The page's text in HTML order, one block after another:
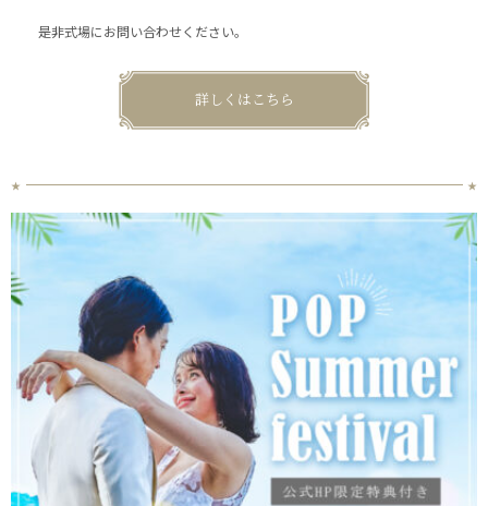
是非式場にお問い合わせください。
詳しくはこちら